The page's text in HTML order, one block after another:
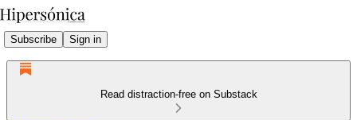
Subscribe Sign in
Read distraction-free on Substack